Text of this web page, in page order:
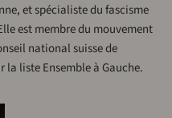
et spécialiste du fascisme
est membre du mouvement
national suisse de
la liste Ensemble à Gauche.